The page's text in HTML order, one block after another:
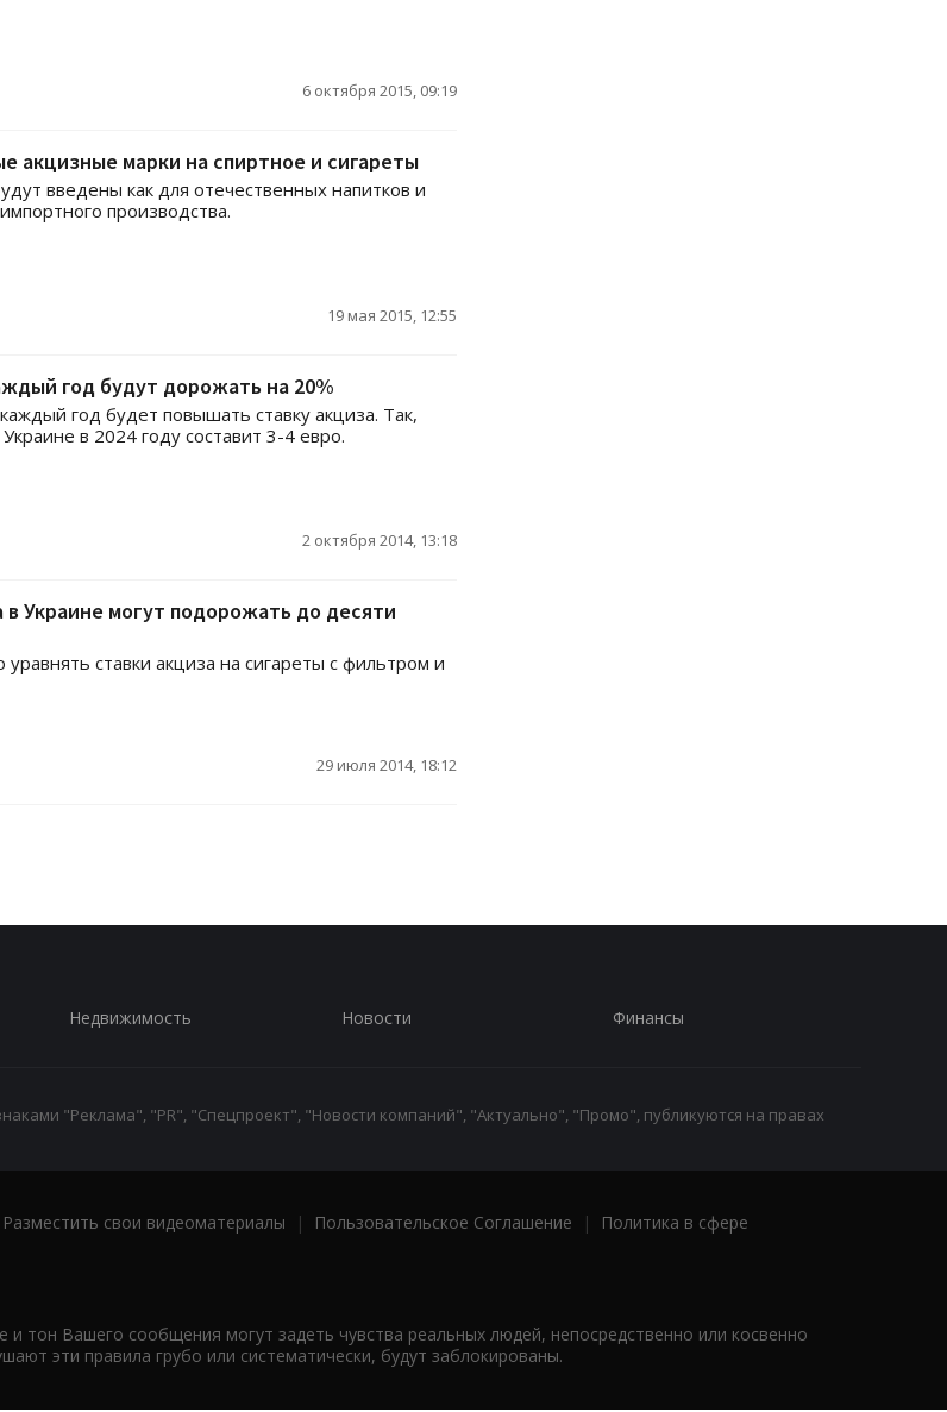
6 октября 2015, 09:19
акцизные марки на спиртное и сигареты
введены как для отечественных напитков и
производства.
19 мая 2015, 12:55
год будут дорожать на 20%
год будет повышать ставку акциза. Так,
в 2024 году составит 3-4 евро.
2 октября 2014, 13:18
Украине могут подорожать до десяти
ставки акциза на сигареты с фильтром и
29 июля 2014, 18:12
Недвижимость Новости Финансы
"Реклама", "PR", "Спецпроект", "Новости компаний", "Актуально", "Промо", публикуются на правах
Разместить свои видеоматериалы | Пользовательское Соглашение |
Политика в сфере
тон Вашего сообщения могут задеть чувства реальных людей, непосредственно или косвенно
эти правила грубо или систематически, будут заблокированы.